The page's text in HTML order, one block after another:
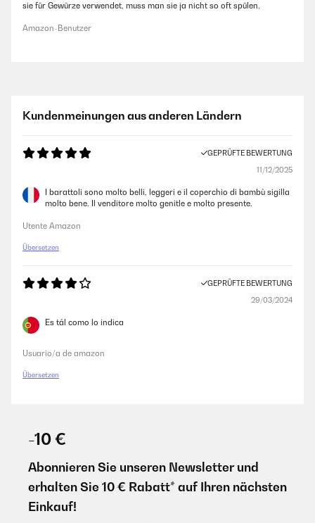
sie für Gewürze verwendet, muss man sie ja nicht so oft spülen.
Amazon-Benutzer
Kundenmeinungen aus anderen Ländern
GEPRÜFTE BEWERTUNG
11/12/2025
I barattoli sono molto belli, leggeri e il coperchio di bambù sigilla
molto bene. Il venditore molto genitle e molto presente.
Utente Amazon
Übersetzen
GEPRÜFTE BEWERTUNG
29/03/2024
Es tál como lo indica
Usuario/a de amazon
Übersetzen
-10 €
Abonnieren Sie unseren Newsletter und
erhalten Sie 10 € Rabatt* auf Ihren nächsten
Einkauf!